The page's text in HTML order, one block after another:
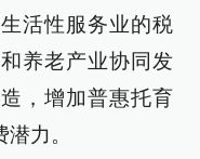
活性服务业的税
养老产业协同发
，增加普惠托育
力。